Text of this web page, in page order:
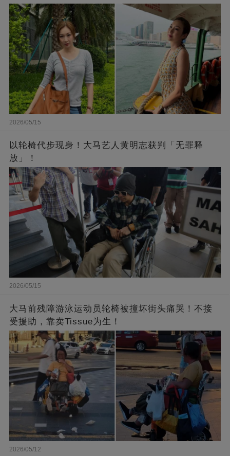
2026/05/15
以轮椅代步现身！大马艺人黄明志获判「无罪释
放」！
2026/05/15
大马前残障游泳运动员轮椅被撞坏街头痛哭！不接
受援助，靠卖Tissue为生！
2026/05/12